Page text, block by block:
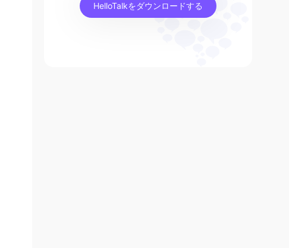
HelloTalkをダウンロードする